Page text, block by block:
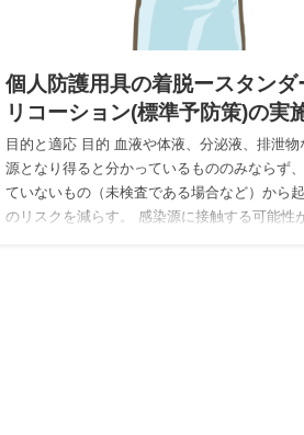
個人防護用具の着脱ースタンダ
リコーション(標準予防策)の実
目的と適応 目的 血液や体液、分泌液、排泄物
源となり得ると分かっているもののみならず
ていないもの（未検査である場合など）から
のリスクを減らす。 感染源に接触する可能性